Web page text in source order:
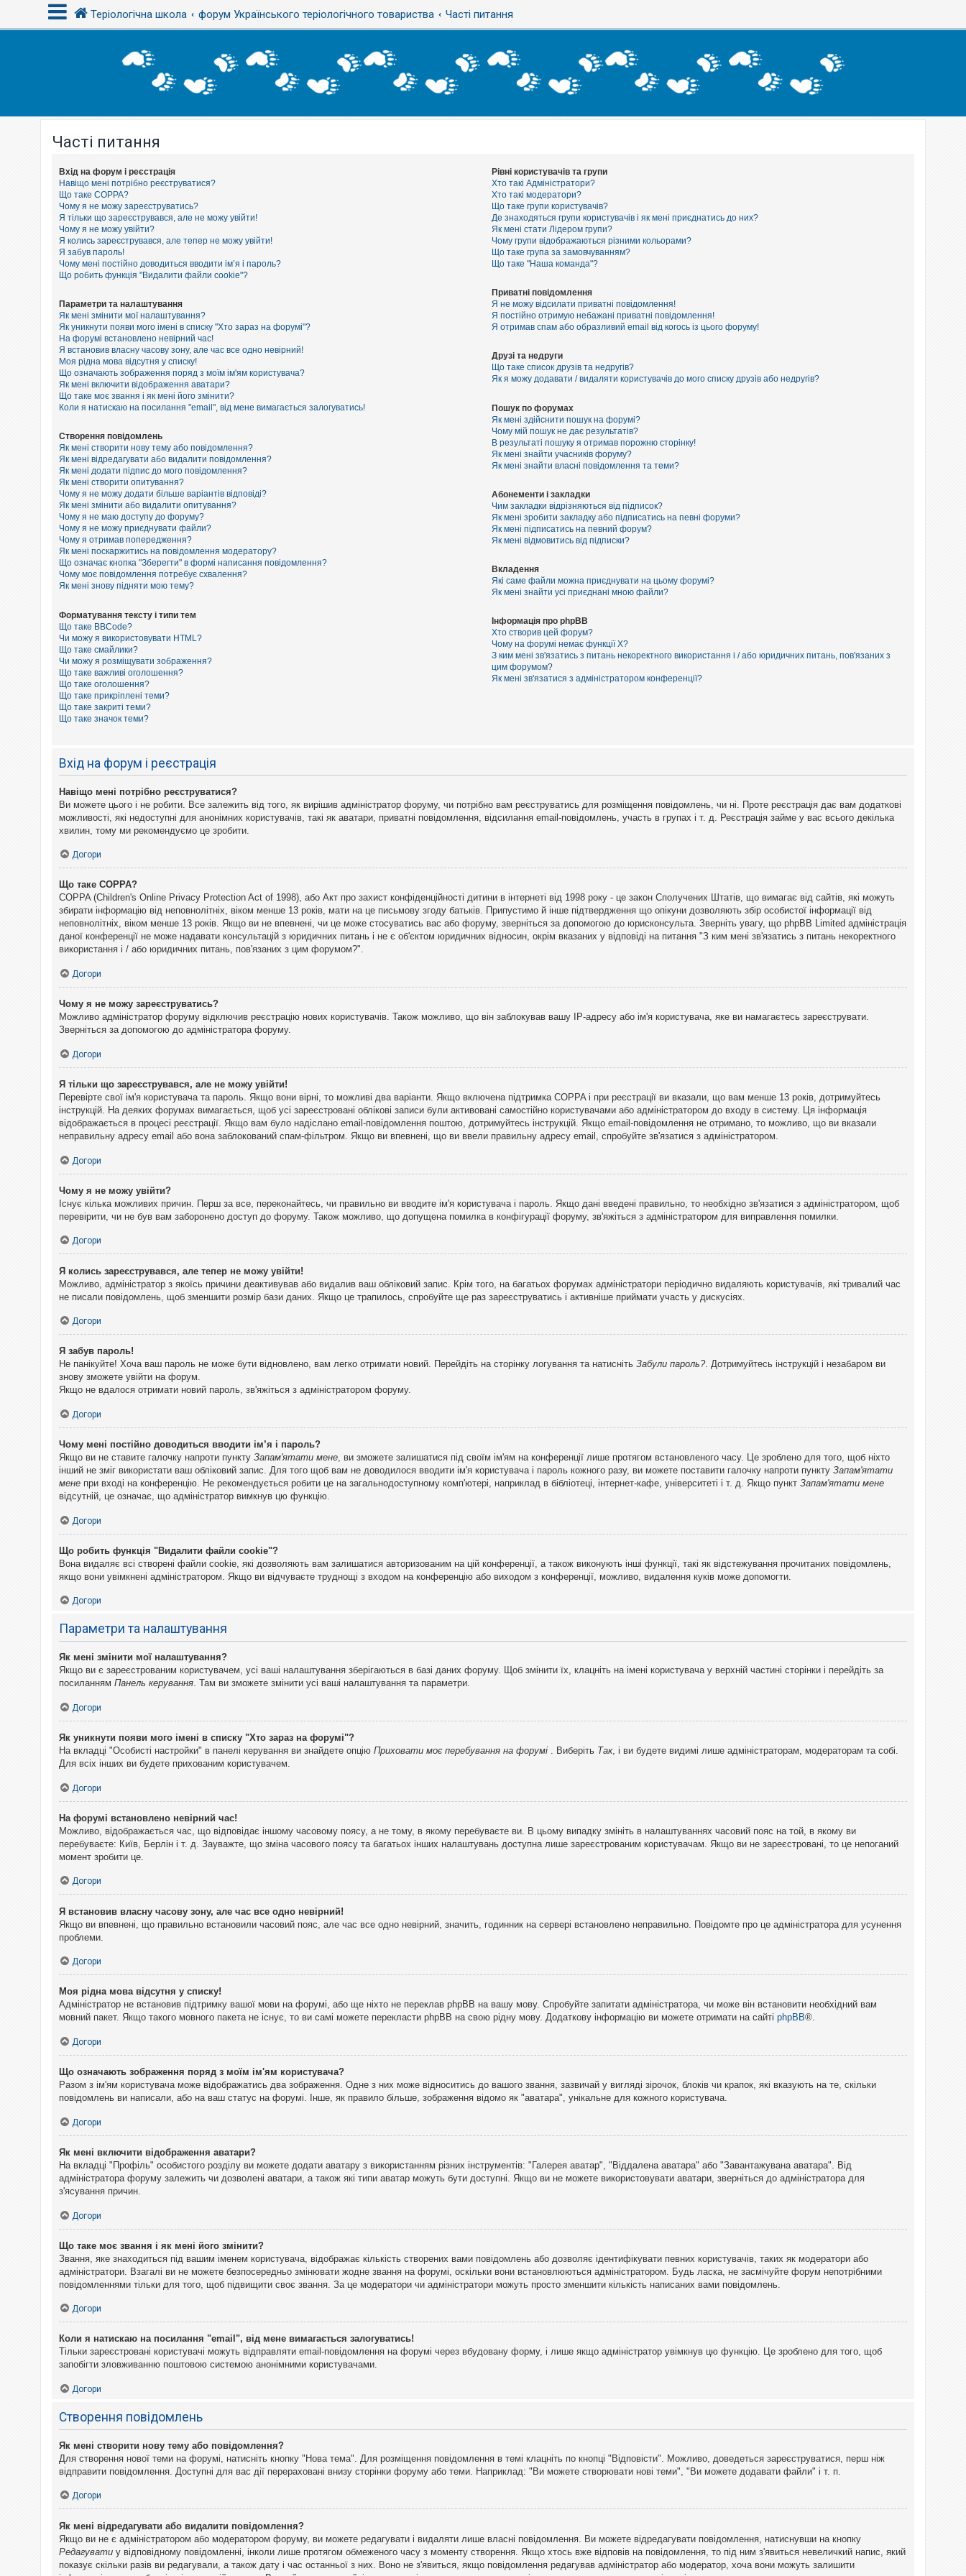
Теріологічна школа форум Українського теріологічного товариства Часті питання
Часті питання
Вхід на форум і реєстрація
Навіщо мені потрібно реєструватися?
Що таке COPPA?
Чому я не можу зареєструватись?
Я тільки що зареєструвався, але не можу увійти!
Чому я не можу увійти?
Я колись зареєструвався, але тепер не можу увійти!
Я забув пароль!
Чому мені постійно доводиться вводити ім’я і пароль?
Що робить функція "Видалити файли cookie"?
Параметри та налаштування
Як мені змінити мої налаштування?
Як уникнути появи мого імені в списку "Хто зараз на форумі"?
На форумі встановлено невірний час!
Я встановив власну часову зону, але час все одно невірний!
Моя рідна мова відсутня у списку!
Що означають зображення поряд з моїм ім'ям користувача?
Як мені включити відображення аватари?
Що таке моє звання і як мені його змінити?
Коли я натискаю на посилання "email", від мене вимагається залогуватись!
Створення повідомлень
Як мені створити нову тему або повідомлення?
Як мені відредагувати або видалити повідомлення?
Як мені додати підпис до мого повідомлення?
Як мені створити опитування?
Чому я не можу додати більше варіантів відповіді?
Як мені змінити або видалити опитування?
Чому я не маю доступу до форуму?
Чому я не можу приєднувати файли?
Чому я отримав попередження?
Як мені поскаржитись на повідомлення модератору?
Що означає кнопка "Зберегти" в формі написання повідомлення?
Чому моє повідомлення потребує схвалення?
Як мені знову підняти мою тему?
Форматування тексту і типи тем
Що таке BBCode?
Чи можу я використовувати HTML?
Що таке смайлики?
Чи можу я розміщувати зображення?
Що таке важливі оголошення?
Що таке оголошення?
Що таке прикріплені теми?
Що таке закриті теми?
Що таке значок теми?
Рівні користувачів та групи
Хто такі Адміністратори?
Хто такі модератори?
Що таке групи користувачів?
Де знаходяться групи користувачів і як мені приєднатись до них?
Як мені стати Лідером групи?
Чому групи відображаються різними кольорами?
Що таке група за замовчуванням?
Що таке "Наша команда"?
Приватні повідомлення
Я не можу відсилати приватні повідомлення!
Я постійно отримую небажані приватні повідомлення!
Я отримав спам або образливий email від когось із цього форуму!
Друзі та недруги
Що таке список друзів та недругів?
Як я можу додавати / видаляти користувачів до мого списку друзів або недругів?
Пошук по форумах
Як мені здійснити пошук на форумі?
Чому мій пошук не дає результатів?
В результаті пошуку я отримав порожню сторінку!
Як мені знайти учасників форуму?
Як мені знайти власні повідомлення та теми?
Абонементи і закладки
Чим закладки відрізняються від підписок?
Як мені зробити закладку або підписатись на певні форуми?
Як мені підписатись на певний форум?
Як мені відмовитись від підписки?
Вкладення
Які саме файли можна приєднувати на цьому форумі?
Як мені знайти усі приєднані мною файли?
Інформація про phpBB
Хто створив цей форум?
Чому на форумі немає функції X?
З ким мені зв'язатись з питань некоректного використання і / або юридичних питань, пов'язаних з
цим форумом?
Як мені зв'язатися з адміністратором конференції?
Вхід на форум і реєстрація
Навіщо мені потрібно реєструватися?
Ви можете цього і не робити. Все залежить від того, як вирішив адміністратор форуму, чи потрібно вам реєструватись для розміщення повідомлень, чи ні. Проте реєстрація дає вам додаткові
можливості, які недоступні для анонімних користувачів, такі як аватари, приватні повідомлення, відсилання email-повідомлень, участь в групах і т. д. Реєстрація займе у вас всього декілька
хвилин, тому ми рекомендуємо це зробити.
Догори
Що таке COPPA?
COPPA (Children's Online Privacy Protection Act of 1998), або Акт про захист конфіденційності дитини в інтернеті від 1998 року - це закон Сполучених Штатів, що вимагає від сайтів, які можуть
збирати інформацію від неповнолітніх, віком менше 13 років, мати на це письмову згоду батьків. Припустимо й інше підтвердження що опікуни дозволяють збір особистої інформації від
неповнолітніх, віком менше 13 років. Якщо ви не впевнені, чи це може стосуватись вас або форуму, зверніться за допомогою до юрисконсульта. Зверніть увагу, що phpBB Limited адміністрація
даної конференції не може надавати консультацій з юридичних питань і не є об'єктом юридичних відносин, окрім вказаних у відповіді на питання "З ким мені зв'язатись з питань некоректного
використання і / або юридичних питань, пов'язаних з цим форумом?".
Догори
Чому я не можу зареєструватись?
Можливо адміністратор форуму відключив реєстрацію нових користувачів. Також можливо, що він заблокував вашу IP-адресу або ім'я користувача, яке ви намагаєтесь зареєструвати.
Зверніться за допомогою до адміністратора форуму.
Догори
Я тільки що зареєструвався, але не можу увійти!
Перевірте свої ім'я користувача та пароль. Якщо вони вірні, то можливі два варіанти. Якщо включена підтримка COPPA і при реєстрації ви вказали, що вам менше 13 років, дотримуйтесь
інструкцій. На деяких форумах вимагається, щоб усі зареєстровані облікові записи були активовані самостійно користувачами або адміністратором до входу в систему. Ця інформація
відображається в процесі реєстрації. Якщо вам було надіслано email-повідомлення поштою, дотримуйтесь інструкцій. Якщо email-повідомлення не отримано, то можливо, що ви вказали
неправильну адресу email або вона заблокований спам-фільтром. Якщо ви впевнені, що ви ввели правильну адресу email, спробуйте зв'язатися з адміністратором.
Догори
Чому я не можу увійти?
Існує кілька можливих причин. Перш за все, переконайтесь, чи правильно ви вводите ім'я користувача і пароль. Якщо дані введені правильно, то необхідно зв'язатися з адміністратором, щоб
перевірити, чи не був вам заборонено доступ до форуму. Також можливо, що допущена помилка в конфігурації форуму, зв'яжіться з адміністратором для виправлення помилки.
Догори
Я колись зареєструвався, але тепер не можу увійти!
Можливо, адміністратор з якоїсь причини деактивував або видалив ваш обліковий запис. Крім того, на багатьох форумах адміністратори періодично видаляють користувачів, які тривалий час
не писали повідомлень, щоб зменшити розмір бази даних. Якщо це трапилось, спробуйте ще раз зареєструватись і активніше приймати участь у дискусіях.
Догори
Я забув пароль!
Не панікуйте! Хоча ваш пароль не може бути відновлено, вам легко отримати новий. Перейдіть на сторінку логування та натисніть Забули пароль?. Дотримуйтесь інструкцій і незабаром ви
знову зможете увійти на форум.
Якщо не вдалося отримати новий пароль, зв'яжіться з адміністратором форуму.
Догори
Чому мені постійно доводиться вводити ім’я і пароль?
Якщо ви не ставите галочку напроти пункту Запам'ятати мене, ви зможете залишатися під своїм ім'ям на конференції лише протягом встановленого часу. Це зроблено для того, щоб ніхто
інший не зміг використати ваш обліковий запис. Для того щоб вам не доводилося вводити ім'я користувача і пароль кожного разу, ви можете поставити галочку напроти пункту Запам'ятати
мене при вході на конференцію. Не рекомендується робити це на загальнодоступному комп'ютері, наприклад в бібліотеці, інтернет-кафе, університеті і т. д. Якщо пункт Запам'ятати мене
відсутній, це означає, що адміністратор вимкнув цю функцію.
Догори
Що робить функція "Видалити файли cookie"?
Вона видаляє всі створені файли cookie, які дозволяють вам залишатися авторизованим на цій конференції, а також виконують інші функції, такі як відстежування прочитаних повідомлень,
якщо вони увімкнені адміністратором. Якщо ви відчуваєте труднощі з входом на конференцію або виходом з конференції, можливо, видалення куків може допомогти.
Догори
Параметри та налаштування
Як мені змінити мої налаштування?
Якщо ви є зареєстрованим користувачем, усі ваші налаштування зберігаються в базі даних форуму. Щоб змінити їх, клацніть на імені користувача у верхній частині сторінки і перейдіть за
посиланням Панель керування. Там ви зможете змінити усі ваші налаштування та параметри.
Догори
Як уникнути появи мого імені в списку "Хто зараз на форумі"?
На вкладці "Особисті настройки" в панелі керування ви знайдете опцію Приховати моє перебування на форумі . Виберіть Так, і ви будете видимі лише адміністраторам, модераторам та собі.
Для всіх інших ви будете прихованим користувачем.
Догори
На форумі встановлено невірний час!
Можливо, відображається час, що відповідає іншому часовому поясу, а не тому, в якому перебуваєте ви. В цьому випадку змініть в налаштуваннях часовий пояс на той, в якому ви
перебуваєте: Київ, Берлін і т. д. Зауважте, що зміна часового поясу та багатьох інших налаштувань доступна лише зареєстрованим користувачам. Якщо ви не зареєстровані, то це непоганий
момент зробити це.
Догори
Я встановив власну часову зону, але час все одно невірний!
Якщо ви впевнені, що правильно встановили часовий пояс, але час все одно невірний, значить, годинник на сервері встановлено неправильно. Повідомте про це адміністратора для усунення
проблеми.
Догори
Моя рідна мова відсутня у списку!
Адміністратор не встановив підтримку вашої мови на форумі, або ще ніхто не переклав phpBB на вашу мову. Спробуйте запитати адміністратора, чи може він встановити необхідний вам
мовний пакет. Якщо такого мовного пакета не існує, то ви самі можете перекласти phpBB на свою рідну мову. Додаткову інформацію ви можете отримати на сайті phpBB®.
Догори
Що означають зображення поряд з моїм ім'ям користувача?
Разом з ім'ям користувача може відображатись два зображення. Одне з них може відноситись до вашого звання, зазвичай у вигляді зірочок, блоків чи крапок, які вказують на те, скільки
повідомлень ви написали, або на ваш статус на форумі. Інше, як правило більше, зображення відомо як "аватара", унікальне для кожного користувача.
Догори
Як мені включити відображення аватари?
На вкладці "Профіль" особистого розділу ви можете додати аватару з використанням різних інструментів: "Галерея аватар", "Віддалена аватара" або "Завантажувана аватара". Від
адміністратора форуму залежить чи дозволені аватари, а також які типи аватар можуть бути доступні. Якщо ви не можете використовувати аватари, зверніться до адміністратора для
з'ясування причин.
Догори
Що таке моє звання і як мені його змінити?
Звання, яке знаходиться під вашим іменем користувача, відображає кількість створених вами повідомлень або дозволяє ідентифікувати певних користувачів, таких як модератори або
адміністратори. Взагалі ви не можете безпосередньо змінювати жодне звання на форумі, оскільки вони встановлюються адміністратором. Будь ласка, не засмічуйте форум непотрібними
повідомленнями тільки для того, щоб підвищити своє звання. За це модератори чи адміністратори можуть просто зменшити кількість написаних вами повідомлень.
Догори
Коли я натискаю на посилання "email", від мене вимагається залогуватись!
Тільки зареєстровані користувачі можуть відправляти email-повідомлення на форумі через вбудовану форму, і лише якщо адміністратор увімкнув цю функцію. Це зроблено для того, щоб
запобігти зловживанню поштовою системою анонімними користувачами.
Догори
Створення повідомлень
Як мені створити нову тему або повідомлення?
Для створення нової теми на форумі, натисніть кнопку "Нова тема". Для розміщення повідомлення в темі клацніть по кнопці "Відповісти". Можливо, доведеться зареєструватися, перш ніж
відправити повідомлення. Доступні для вас дії перераховані внизу сторінки форуму або теми. Наприклад: "Ви можете створювати нові теми", "Ви можете додавати файли" і т. п.
Догори
Як мені відредагувати або видалити повідомлення?
Якщо ви не є адміністратором або модератором форуму, ви можете редагувати і видаляти лише власні повідомлення. Ви можете відредагувати повідомлення, натиснувши на кнопку
Редагувати у відповідному повідомленні, інколи лише протягом обмеженого часу з моменту створення. Якщо хтось вже відповів на повідомлення, то під ним з'явиться невеличкий напис, який
показує скільки разів ви редагували, а також дату і час останньої з них. Воно не з'явиться, якщо повідомлення редагував адміністратор або модератор, хоча вони можуть залишити